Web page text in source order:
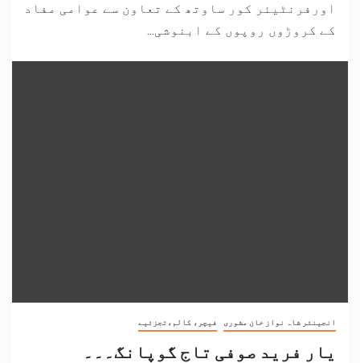
اورفرنٹیئر کور ساوتھ کے تعاون سے عوامی مفاد
کے کروڑوں روپوں کے ابنوشی...
انجینئر شاہ نواز خان مشوری فیچر، کالم،تجزئیے
یار فرید صوفی تاج گوپانگ۔۔۔